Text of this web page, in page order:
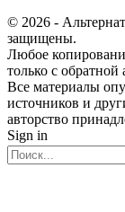
© 2026 -
защищены.
Любое
только с
Все материалы
источников и
авторство
Sign in